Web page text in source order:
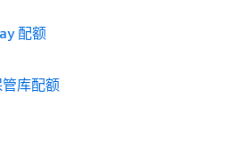
配额
库配额